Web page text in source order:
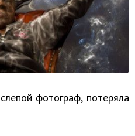
фотограф, потеряла